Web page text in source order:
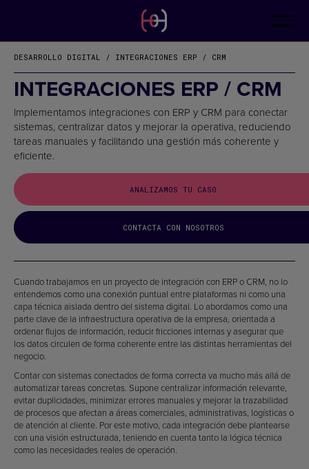
FR
DE
IT
PT
CONTACTO
DESARROLLO DIGITAL / INTEGRACIONES ERP / CRM
INTEGRACIONES ERP / CRM
Implementamos integraciones con ERP y CRM para conectar
sistemas, centralizar datos y mejorar la operativa, reduciendo
tareas manuales y facilitando una gestión más coherente y
eficiente.
ANALIZAMOS TU CASO
CONTACTA CON NOSOTROS
Cuando trabajamos en un proyecto de integración con ERP o CRM, no lo
entendemos como una conexión puntual entre plataformas ni como una
capa técnica aislada dentro del sistema digital. Lo abordamos como una
parte clave de la infraestructura operativa de la empresa, orientada a
ordenar flujos de información, reducir fricciones internas y asegurar que
los datos circulen de forma coherente entre las distintas herramientas del
negocio.
Contar con sistemas conectados de forma correcta va mucho más allá de
automatizar tareas concretas. Supone centralizar información relevante,
evitar duplicidades, minimizar errores manuales y mejorar la trazabilidad
de procesos que afectan a áreas comerciales, administrativas, logísticas o
de atención al cliente. Por este motivo, cada integración debe plantearse
con una visión estructurada, teniendo en cuenta tanto la lógica técnica
como las necesidades reales de operación.